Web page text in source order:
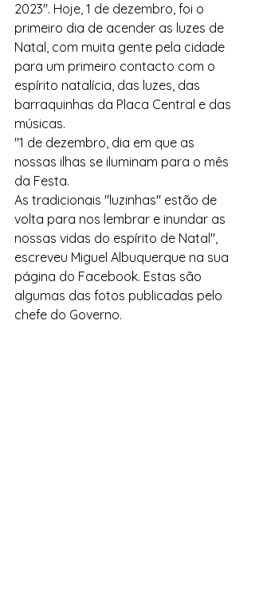
2023". Hoje, 1 de dezembro, foi o
primeiro dia de acender as luzes de
Natal, com muita gente pela cidade
para um primeiro contacto com o
espírito natalícia, das luzes, das
barraquinhas da Placa Central e das
músicas.
"1 de dezembro, dia em que as
nossas ilhas se iluminam para o mês
da Festa.
As tradicionais "luzinhas" estão de
volta para nos lembrar e inundar as
nossas vidas do espírito de Natal",
escreveu Miguel Albuquerque na sua
página do Facebook. Estas são
algumas das fotos publicadas pelo
chefe do Governo.